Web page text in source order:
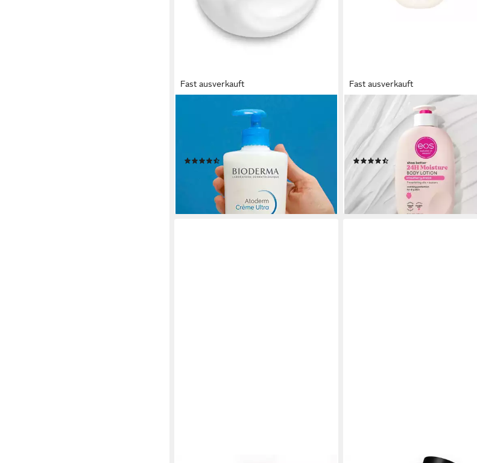
Fast ausverkauft
Bodylotion Atoderm Crème Ultra -,
Feuchtigkeitsversorgung der Haut
(2)
ab 24,90 €
(49,80 €/ 1 l)
lieferbar - in 2-3 Werktagen bei dir
Fast ausverkauft
EOS EVOLUTION OF SMOOTH
Bodylotion Shea Better 24H
Moisture Body Lotion-Bodywash-
Bodymist-Bodyoil
ab 29,90 € UVP39,90 €
lieferbar - in 3-4 Werktagen bei dir